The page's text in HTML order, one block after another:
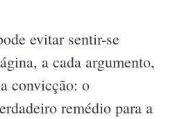
evitar sentir-se
a cada argumento,
convicção: o
remédio para a